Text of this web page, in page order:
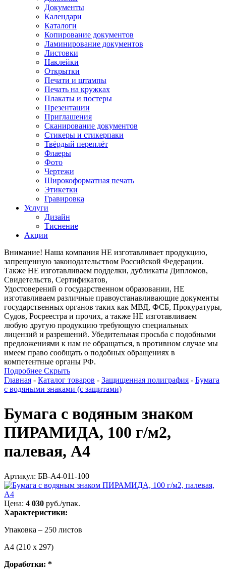
Документы
Календари
Каталоги
Копирование документов
Ламинирование документов
Листовки
Наклейки
Открытки
Печати и штампы
Печать на кружках
Плакаты и постеры
Презентации
Приглашения
Сканирование документов
Стикеры и стикерпаки
Твёрдый переплёт
Флаеры
Фото
Чертежи
Широкоформатная печать
Этикетки
Гравировка
Услуги
Дизайн
Тиснение
Акции
Внимание! Наша компания НЕ изготавливает продукцию,
запрещенную законодательством Российской Федерации.
Также НЕ изготавливаем подделки, дубликаты Дипломов,
Свидетельств, Сертификатов,
Удостоверений о государственном образовании, НЕ
изготавливаем различные правоустанавливающие документы
государственных органов таких как МВД, ФСБ, Прокуратуры,
Судов, Росреестра и прочих, а также НЕ изготавливаем
любую другую продукцию требующую специальных
лицензий и разрешений. Убедительная просьба с подобными
предложениями к нам не обращаться, в противном случае мы
имеем право сообщать о подобных обращениях в
компетентные органы РФ.
Подробнее Скрыть
Главная - Каталог товаров - Защищенная полиграфия - Бумага
с водяными знаками (с защитами)
Бумага с водяным знаком
ПИРАМИДА, 100 г/м2,
палевая, А4
Артикул: БВ-А4-011-100
Цена: 4 030 руб./упак.
Характеристики:
Упаковка – 250 листов
А4 (210 х 297)
Доработки: *